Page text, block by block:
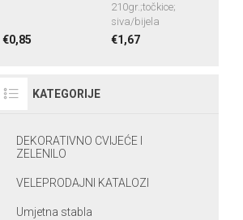
€0,85
210gr.;točkice;
siva/bijela
€1,67
KATEGORIJE
DEKORATIVNO CVIJEĆE I
ZELENILO
VELEPRODAJNI KATALOZI
Umjetna stabla